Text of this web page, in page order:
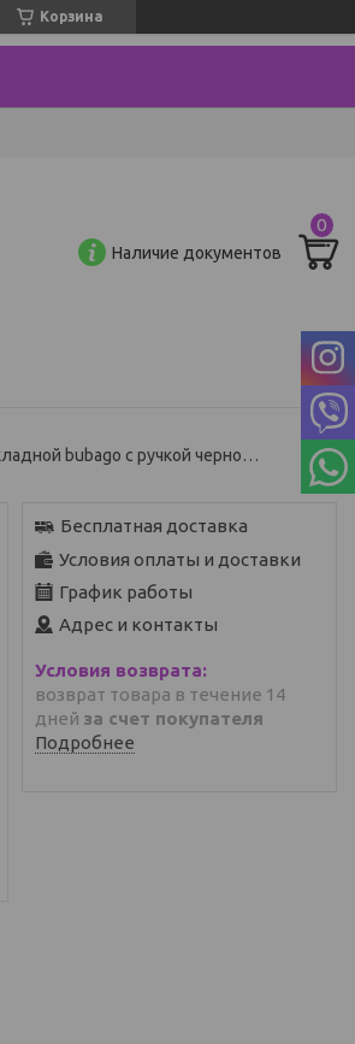
Корзина
Наличие документов
Велосипед-беговел детский flint 5 в 1 складной bubago с ручкой черно-белый
Бесплатная доставка
Условия оплаты и доставки
График работы
Адрес и контакты
возврат товара в течение 14
дней за счет покупателя
Подробнее